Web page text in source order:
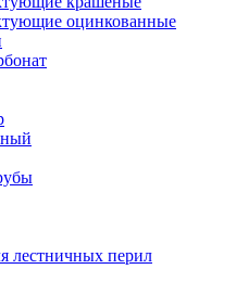
оцинкованные
лестничных перил